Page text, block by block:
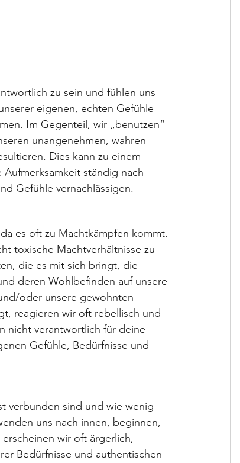
zu sein und fühlen uns
eigenen, echten Gefühle
Im Gegenteil, wir „benutzen“
unangenehmen, wahren
Dies kann zu einem
ständig nach
Gefühle vernachlässigen.
es oft zu Machtkämpfen kommt.
toxische Machtverhältnisse zu
die es mit sich bringt, die
deren Wohlbefinden auf unsere
oder unsere gewohnten
reagieren wir oft rebellisch und
nicht verantwortlich für deine
Gefühle, Bedürfnisse und
verbunden sind und wie wenig
uns nach innen, beginnen,
wir oft ärgerlich,
Bedürfnisse und authentischen